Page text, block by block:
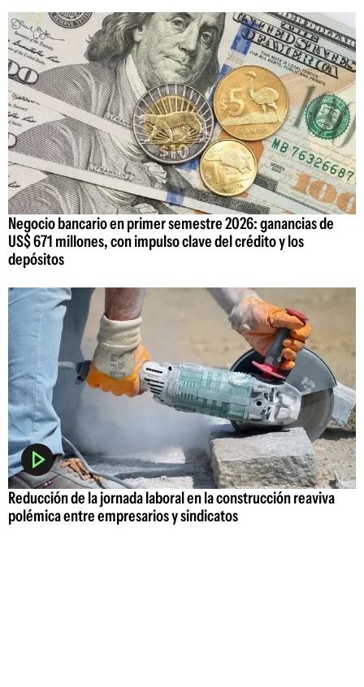
Negocio bancario en primer semestre 2026: ganancias de
US$ 671 millones, con impulso clave del crédito y los
depósitos
Reducción de la jornada laboral en la construcción reaviva
polémica entre empresarios y sindicatos